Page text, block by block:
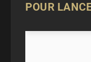
POUR